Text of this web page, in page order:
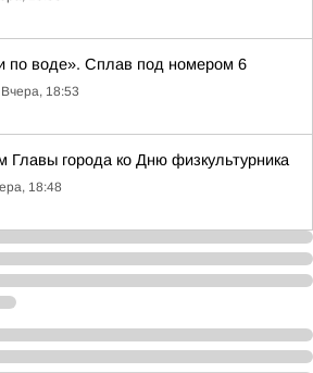
по воде». Сплав под номером 6
Вчера, 18:53
Главы города ко Дню физкультурника
18:48